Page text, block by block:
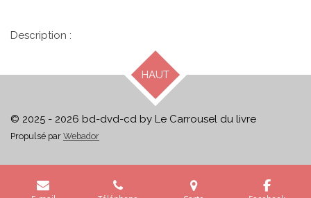
Description :
HAUT
© 2025 - 2026 bd-dvd-cd by Le Carrousel du livre
Propulsé par Webador